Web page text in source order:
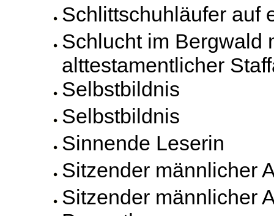
Schlittschuhläufer auf
Schlucht im Bergwald
alttestamentlicher
Selbstbildnis
Selbstbildnis
Sinnende Leserin
Sitzender männlicher
Sitzender männlicher